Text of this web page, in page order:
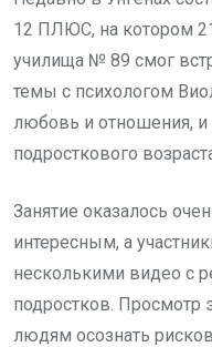
12 ПЛЮС, на котором
училища № 89 смог
темы с психологом
любовь и отношения,
подросткового
Занятие оказалось
интересным, а
несколькими видео с
подростков.
людям осознать